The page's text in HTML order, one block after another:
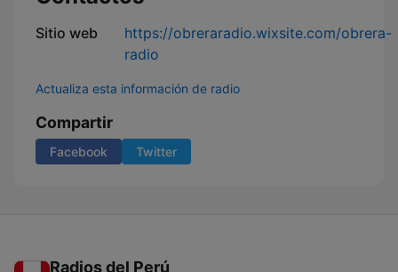
Sitio web
https://obreraradio.wixsite.com/obrera-
radio
Actualiza esta información de radio
Compartir
Facebook Twitter
Radios del Perú